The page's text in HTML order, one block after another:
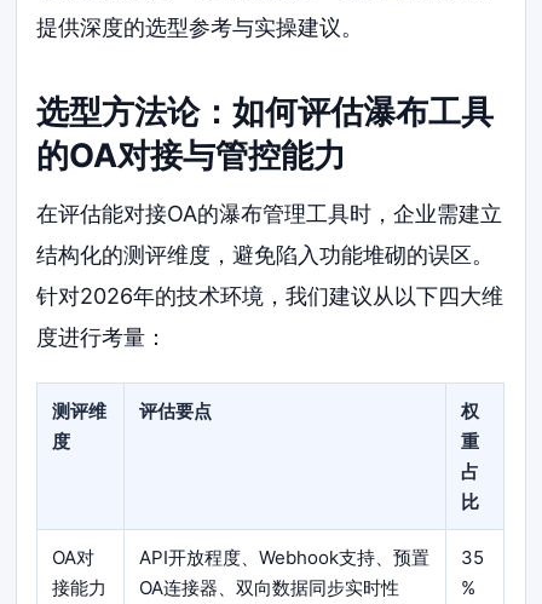
提供深度的选型参考与实操建议。
选型方法论：如何评估瀑布工具
的OA对接与管控能力
在评估能对接OA的瀑布管理工具时，企业需建立
结构化的测评维度，避免陷入功能堆砌的误区。
针对2026年的技术环境，我们建议从以下四大维
度进行考量：
测评维
度
评估要点
权
重
占
比
OA对
接能力
API开放程度、Webhook支持、预置
OA连接器、双向数据同步实时性
35
%